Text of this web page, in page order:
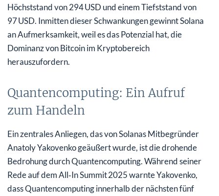
Höchststand von 294 USD und einem Tiefststand von
97 USD. Inmitten dieser Schwankungen gewinnt Solana
an Aufmerksamkeit, weil es das Potenzial hat, die
Dominanz von Bitcoin im Kryptobereich
herauszufordern.
Quantencomputing: Ein Aufruf
zum Handeln
Ein zentrales Anliegen, das von Solanas Mitbegründer
Anatoly Yakovenko geäußert wurde, ist die drohende
Bedrohung durch Quantencomputing. Während seiner
Rede auf dem All‑In Summit 2025 warnte Yakovenko,
dass Quantencomputing innerhalb der nächsten fünf